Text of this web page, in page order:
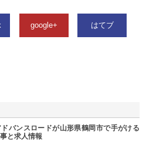
google+ はてブ
バンスロードが山形県鶴岡市で手がける
と求人情報